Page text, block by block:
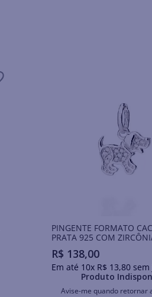
PINGENTE FORMATO
PRATA 925 COM
R$ 138,00
Em até 10x R$ 13,80sem
Produto
Avise-me quando retornar